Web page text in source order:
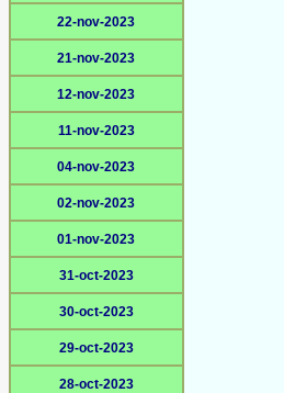
22-nov-2023
21-nov-2023
12-nov-2023
11-nov-2023
04-nov-2023
02-nov-2023
01-nov-2023
31-oct-2023
30-oct-2023
29-oct-2023
28-oct-2023